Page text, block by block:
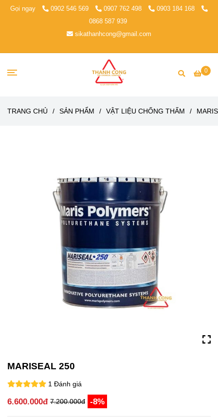
Gọi ngay 0902 546 569 0907 762 498
0903 184 168
0868 587 939
sikathanhcong@gmail.com
0
TRANG CHỦ / SẢN PHẨM / VẬT LIỆU CHỐNG THẤM /
MARISEAL 250
1 Đánh giá
6.600.000đ 7.200.000đ -8%